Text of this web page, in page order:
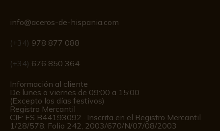
info@aceros-de-hispania.com
(+34) 978 877 088
(+34) 676 850 364
Información al cliente
De lunes a viernes de 09:00 a 15:00
(Excepto los días festivos)
Registro Mercantil
CIF: ES B44193092 · Inscrita en el Registro Mercantil
1/28/578, Folio 242, 2003/670/N/07/08/2003